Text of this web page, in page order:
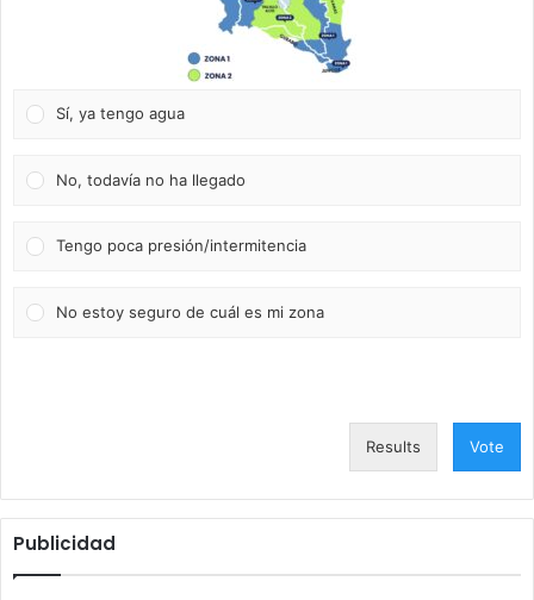
Sí, ya tengo agua
No, todavía no ha llegado
Tengo poca presión/intermitencia
No estoy seguro de cuál es mi zona
Results Vote
Publicidad